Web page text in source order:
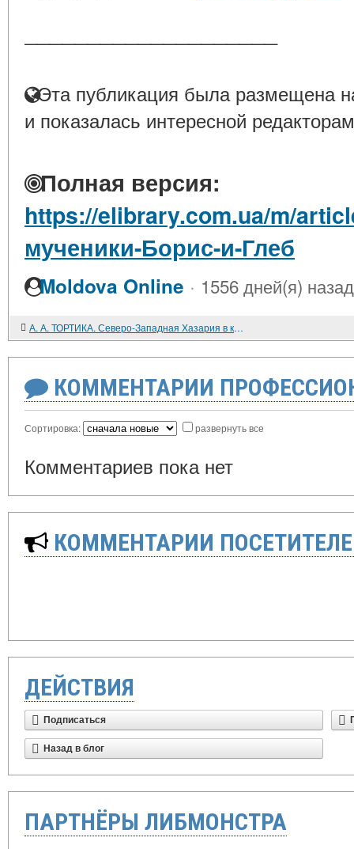
Эта публикация была размещена
и показалась интересной
Полная версия:
https://elibrary.com.ua/m/
мученики-Борис-и-Глеб
Moldova Online · 1556 дней(я) назад
А. А. ТОРТИКА. Северо-Западная Хазария в контексте истории Восточной Европы (вторая половина VII - третья четверть X в.)
КОММЕНТАРИИ
Сортировка: развернуть все
Комментариев пока нет
КОММЕНТАРИИ
ДЕЙСТВИЯ
Подписаться
Назад в блог
ПАРТНЁРЫ ЛИБМОНСТРА